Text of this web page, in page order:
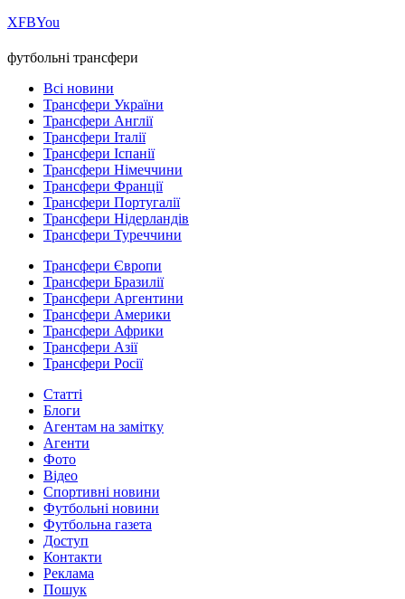
ХFBYou
футбольні трансфери
Всі новини
Трансфери України
Трансфери Англії
Трансфери Італії
Трансфери Іспанії
Трансфери Німеччини
Трансфери Франції
Трансфери Португалії
Трансфери Нідерландів
Трансфери Туреччини
Трансфери Європи
Трансфери Бразилії
Трансфери Аргентини
Трансфери Америки
Трансфери Африки
Трансфери Азії
Трансфери Росії
Статті
Блоги
Агентам на замітку
Агенти
Фото
Відео
Спортивні новини
Футбольні новини
Футбольна газета
Доступ
Контакти
Реклама
Пошук